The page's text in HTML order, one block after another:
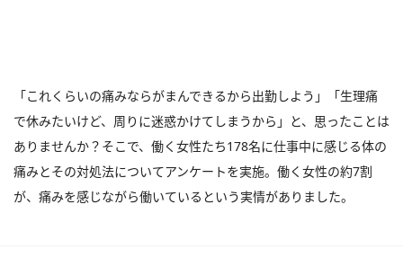
「これくらいの痛みならがまんできるから出勤しよう」「生理痛
で休みたいけど、周りに迷惑かけてしまうから」と、思ったことは
ありませんか？そこで、働く女性たち178名に仕事中に感じる体の
痛みとその対処法についてアンケートを実施。働く女性の約7割
が、痛みを感じながら働いているという実情がありました。